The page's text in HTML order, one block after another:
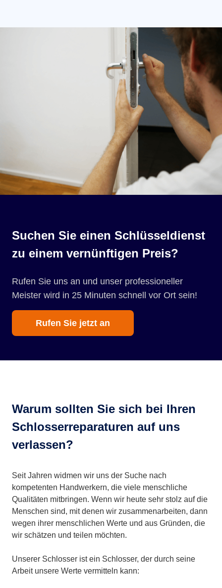
Suchen Sie einen Schlüsseldienst
zu einem vernünftigen Preis?
Rufen Sie uns an und unser professioneller
Meister wird in 25 Minuten schnell vor Ort sein!
Rufen Sie jetzt an
Warum sollten Sie sich bei Ihren
Schlosserreparaturen auf uns
verlassen?
Seit Jahren widmen wir uns der Suche nach
kompetenten Handwerkern, die viele menschliche
Qualitäten mitbringen. Wenn wir heute sehr stolz auf die
Menschen sind, mit denen wir zusammenarbeiten, dann
wegen ihrer menschlichen Werte und aus Gründen, die
wir schätzen und teilen möchten.
Unserer Schlosser ist ein Schlosser, der durch seine
Arbeit unsere Werte vermitteln kann: